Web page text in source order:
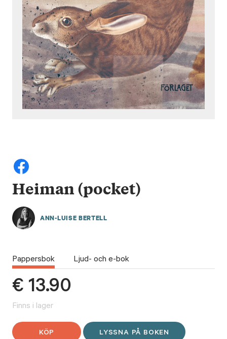
Heiman (pocket)
ANN-LUISE BERTELL
Pappersbok Ljud- och e-bok
€ 13.90
Finns i lager
KÖP LYSSNA PÅ BOKEN